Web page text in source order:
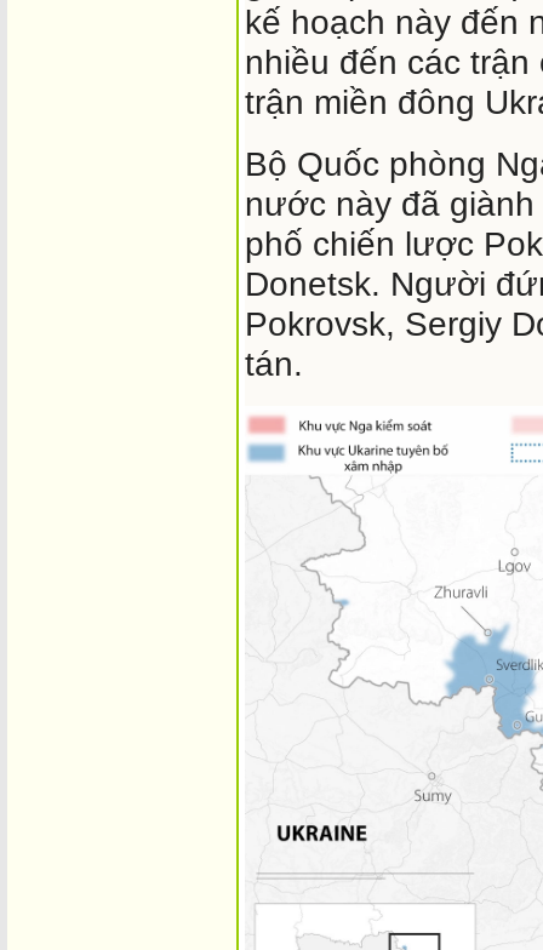
kế hoạch này đến
nhiều đến các
trận miền đông
Bộ Quốc phòng
nước này đã
phố chiến lược
Donetsk. Người
Pokrovsk, Sergiy
tán.